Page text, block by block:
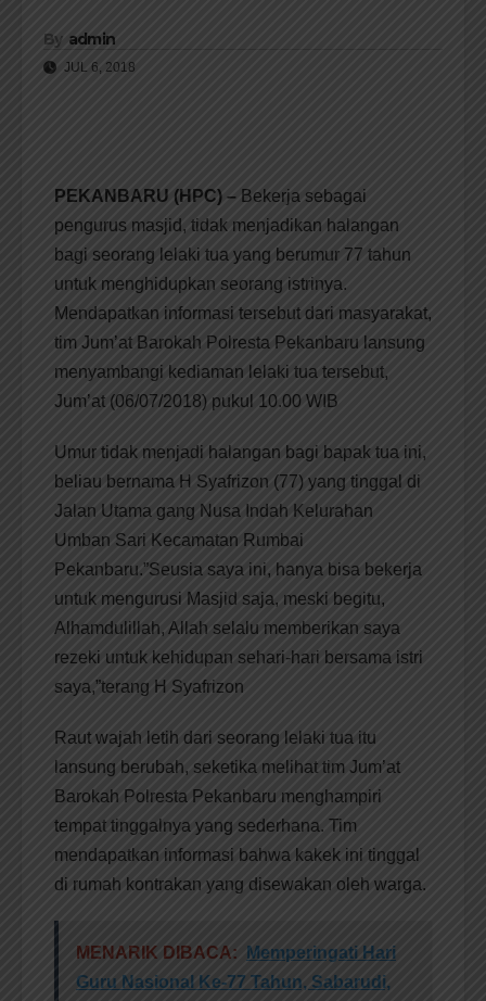
By admin
JUL 6, 2018
PEKANBARU (HPC) – Bekerja sebagai
pengurus masjid, tidak menjadikan halangan
bagi seorang lelaki tua yang berumur 77 tahun
untuk menghidupkan seorang istrinya.
Mendapatkan informasi tersebut dari masyarakat,
tim Jum’at Barokah Polresta Pekanbaru lansung
menyambangi kediaman lelaki tua tersebut,
Jum’at (06/07/2018) pukul 10.00 WIB
Umur tidak menjadi halangan bagi bapak tua ini,
beliau bernama H Syafrizon (77) yang tinggal di
Jalan Utama gang Nusa Indah Kelurahan
Umban Sari Kecamatan Rumbai
Pekanbaru.”Seusia saya ini, hanya bisa bekerja
untuk mengurusi Masjid saja, meski begitu,
Alhamdulillah, Allah selalu memberikan saya
rezeki untuk kehidupan sehari-hari bersama istri
saya,”terang H Syafrizon
Raut wajah letih dari seorang lelaki tua itu
lansung berubah, seketika melihat tim Jum’at
Barokah Polresta Pekanbaru menghampiri
tempat tinggalnya yang sederhana. Tim
mendapatkan informasi bahwa kakek ini tinggal
di rumah kontrakan yang disewakan oleh warga.
MENARIK DIBACA:
Memperingati Hari
Guru Nasional Ke-77 Tahun, Sabarudi,